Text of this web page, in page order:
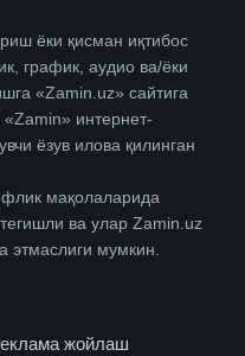
ёки қисман иқтибос
график, аудио ва/ёки
«Zamin.uz» сайтига
интернет-
ёзув илова қилинган
мақолаларида
ва улар Zamin.uz
этмаслиги мумкин.
жойлаш